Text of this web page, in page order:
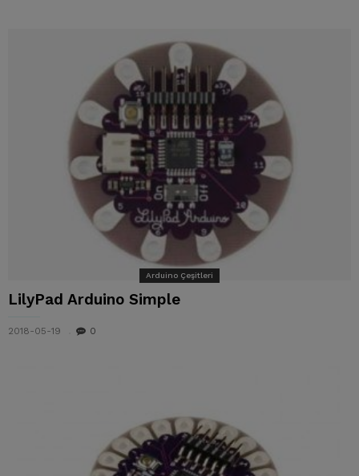
Arduino Çeşitleri
LilyPad Arduino Simple
2018-05-19 0